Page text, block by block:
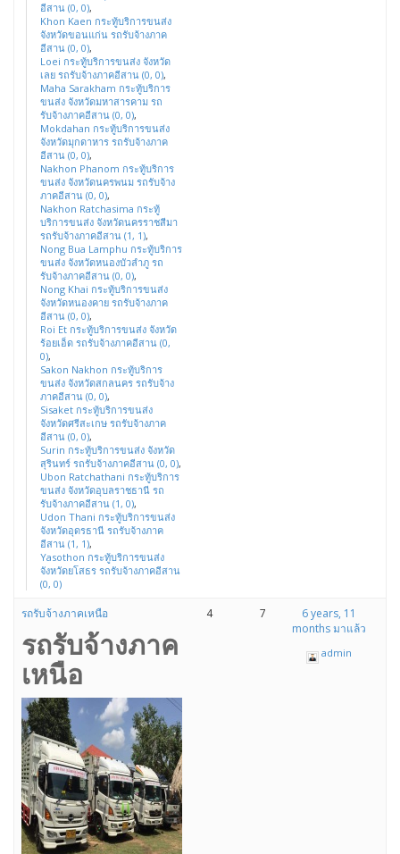
อีสาน (0, 0),
Khon Kaen กระทู้บริการขนส่ง
จังหวัดขอนแก่น รถรับจ้างภาค
อีสาน (0, 0),
Loei กระทู้บริการขนส่ง จังหวัด
เลย รถรับจ้างภาคอีสาน (0, 0),
Maha Sarakham กระทู้บริการ
ขนส่ง จังหวัดมหาสารคาม รถ
รับจ้างภาคอีสาน (0, 0),
Mokdahan กระทู้บริการขนส่ง
จังหวัดมุกดาหาร รถรับจ้างภาค
อีสาน (0, 0),
Nakhon Phanom กระทู้บริการ
ขนส่ง จังหวัดนครพนม รถรับจ้าง
ภาคอีสาน (0, 0),
Nakhon Ratchasima กระทู้
บริการขนส่ง จังหวัดนครราชสีมา
รถรับจ้างภาคอีสาน (1, 1),
Nong Bua Lamphu กระทู้บริการ
ขนส่ง จังหวัดหนองบัวลำภู รถ
รับจ้างภาคอีสาน (0, 0),
Nong Khai กระทู้บริการขนส่ง
จังหวัดหนองคาย รถรับจ้างภาค
อีสาน (0, 0),
Roi Et กระทู้บริการขนส่ง จังหวัด
ร้อยเอ็ด รถรับจ้างภาคอีสาน (0,
0),
Sakon Nakhon กระทู้บริการ
ขนส่ง จังหวัดสกลนคร รถรับจ้าง
ภาคอีสาน (0, 0),
Sisaket กระทู้บริการขนส่ง
จังหวัดศรีสะเกษ รถรับจ้างภาค
อีสาน (0, 0),
Surin กระทู้บริการขนส่ง จังหวัด
สุรินทร์ รถรับจ้างภาคอีสาน (0, 0),
Ubon Ratchathani กระทู้บริการ
ขนส่ง จังหวัดอุบลราชธานี รถ
รับจ้างภาคอีสาน (1, 0),
Udon Thani กระทู้บริการขนส่ง
จังหวัดอุดรธานี รถรับจ้างภาค
อีสาน (1, 1),
Yasothon กระทู้บริการขนส่ง
จังหวัดยโสธร รถรับจ้างภาคอีสาน
(0, 0)
รถรับจ้างภาคเหนือ
รถรับจ้างภาค
เหนือ
4 7
6 years, 11
months มาแล้ว
admin